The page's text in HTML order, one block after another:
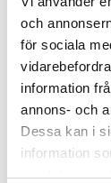
och
för sociala
information
annons- och
Dessa kan i
information
samlat in när
Plast
Delbar
Spiral på
81 kr
KÖP